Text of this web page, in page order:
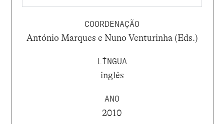
COORDENAÇÃO
António Marques e Nuno Venturinha (Eds.)
LÍNGUA
inglês
ANO
2010